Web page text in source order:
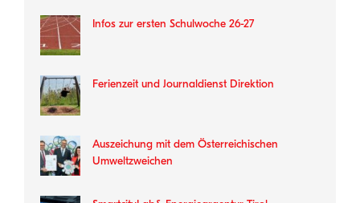
Infos zur ersten Schulwoche 26-27
Ferienzeit und Journaldienst Direktion
Auszeichung mit dem Österreichischen
Umweltzweichen